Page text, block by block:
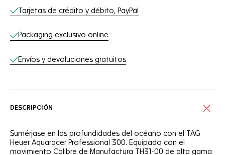
Tarjetas de crédito y débito, PayPal
Packaging exclusivo online
Envíos y devoluciones gratuitos
DESCRIPCIÓN
Sumérjase en las profundidades del océano con el TAG
Heuer Aquaracer Professional 300. Equipado con el
movimiento Calibre de Manufactura TH31-00 de alta gama